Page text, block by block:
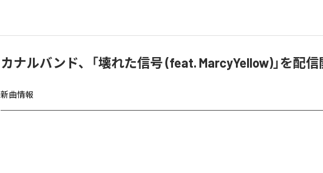
カナルバンド、「壊れた信号 (feat. MarcyYellow)」を配
新曲情報